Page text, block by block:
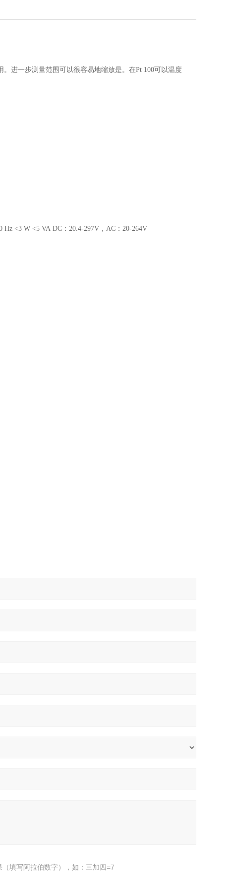
进一步测量范围可以很容易地缩放是。在Pt 100可以温度
<3 W <5 VA DC：20.4-297V，AC：20-264V
（填写阿拉伯数字），如：三加四=7